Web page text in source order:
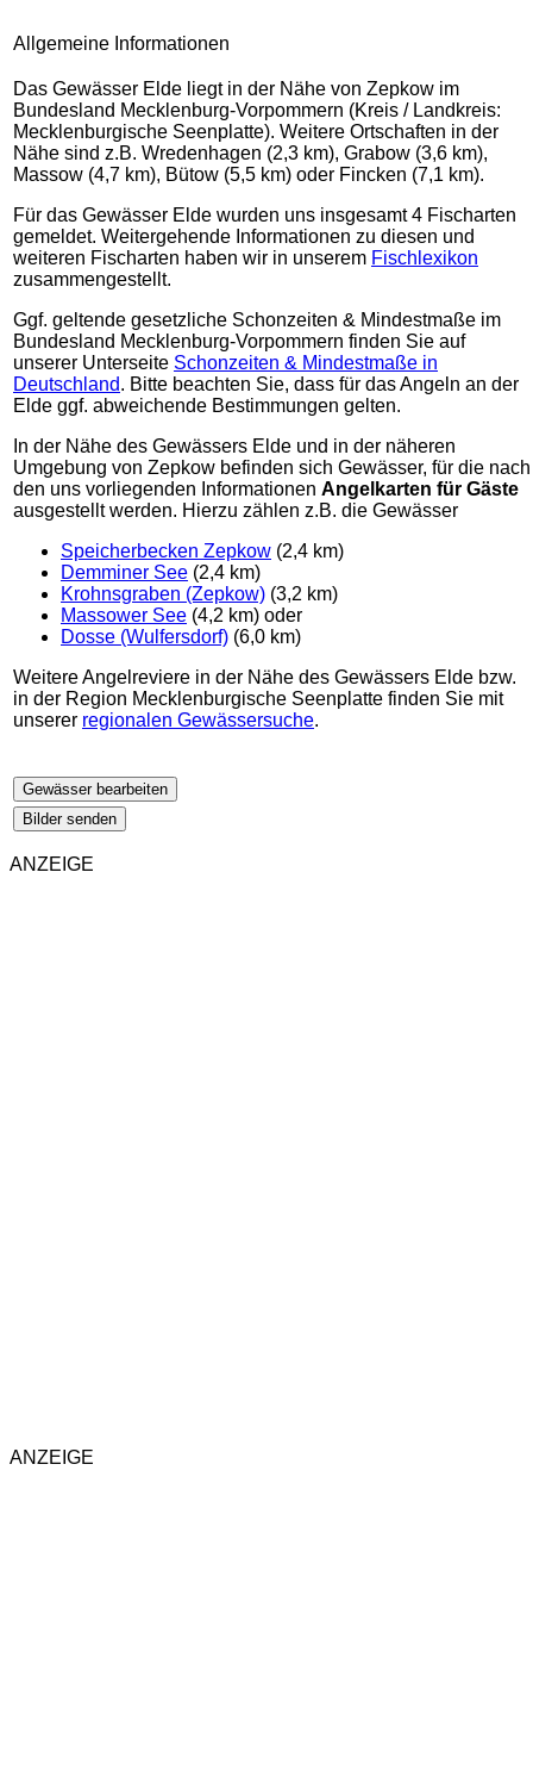
Allgemeine Informationen
Das Gewässer Elde liegt in der Nähe von Zepkow im
Bundesland Mecklenburg-Vorpommern (Kreis / Landkreis:
Mecklenburgische Seenplatte). Weitere Ortschaften in der
Nähe sind z.B. Wredenhagen (2,3 km), Grabow (3,6 km),
Massow (4,7 km), Bütow (5,5 km) oder Fincken (7,1 km).
Für das Gewässer Elde wurden uns insgesamt 4 Fischarten
gemeldet. Weitergehende Informationen zu diesen und
weiteren Fischarten haben wir in unserem Fischlexikon
zusammengestellt.
Ggf. geltende gesetzliche Schonzeiten & Mindestmaße im
Bundesland Mecklenburg-Vorpommern finden Sie auf
unserer Unterseite Schonzeiten & Mindestmaße in
Deutschland. Bitte beachten Sie, dass für das Angeln an der
Elde ggf. abweichende Bestimmungen gelten.
In der Nähe des Gewässers Elde und in der näheren
Umgebung von Zepkow befinden sich Gewässer, für die nach
den uns vorliegenden Informationen Angelkarten für Gäste
ausgestellt werden. Hierzu zählen z.B. die Gewässer
Speicherbecken Zepkow (2,4 km)
Demminer See (2,4 km)
Krohnsgraben (Zepkow) (3,2 km)
Massower See (4,2 km) oder
Dosse (Wulfersdorf) (6,0 km)
Weitere Angelreviere in der Nähe des Gewässers Elde bzw.
in der Region Mecklenburgische Seenplatte finden Sie mit
unserer regionalen Gewässersuche.
Gewässer bearbeiten
Bilder senden
ANZEIGE
ANZEIGE